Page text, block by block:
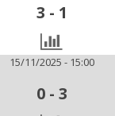
3 - 1
15/11/2025 - 15:00
0 - 3